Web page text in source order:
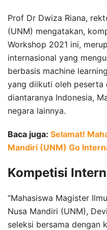
Prof Dr Dwiza Riana,
(UNM) mengatakan,
Workshop 2021 ini,
internasional yang
berbasis machine
yang diikuti oleh peserta
diantaranya Indonesia,
negara lainnya.
Baca juga: Selamat!
Mandiri (UNM) Go
Kompetisi
“Mahasiswa Magister
Nusa Mandiri (UNM),
seleksi bersama dengan